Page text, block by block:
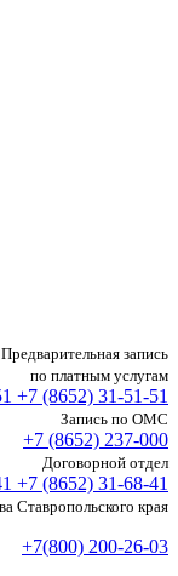
Предварительная запись
по платным услугам
+7 (8652) 31-51-51
Запись по ОМС
+7 (8652) 237-000
Договорной отдел
+7 (8652) 31-68-41
Ставропольского края
+7(800) 200-26-03